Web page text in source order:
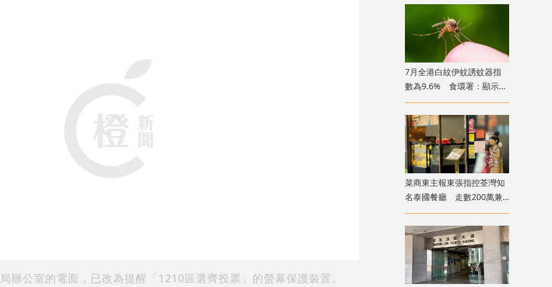
辦公室的電面，已改為提醒「1210區選齊投票」的螢幕保護裝置。
7月全港白紋伊蚊誘蚊器指
數為9.6% 食環署：顯示分
布情況頗為廣泛
菜商東主報東張指控荃灣知
名泰國餐廳 走數200萬兼
呃政府2000萬擔保貸款